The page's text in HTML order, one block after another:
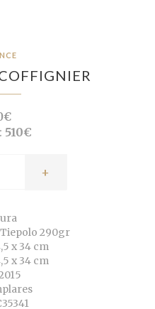
510€
+
290gr
x 34 cm
x 34 cm